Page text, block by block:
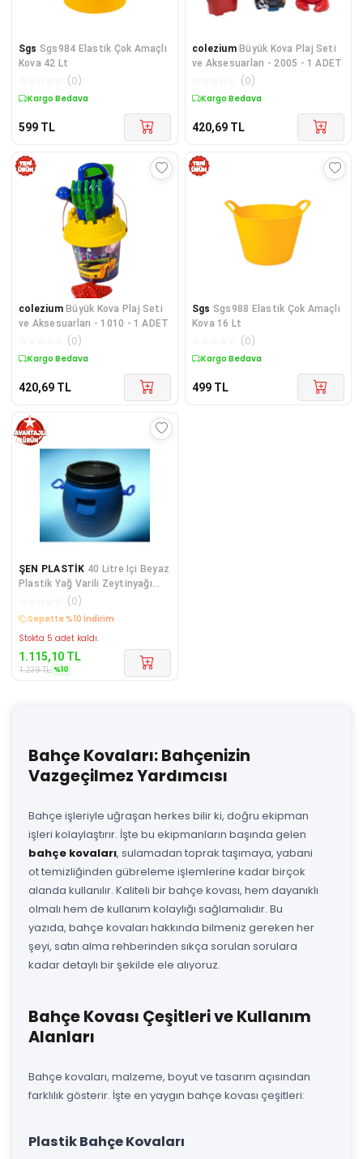
Sgs Sgs984 Elastik Çok Amaçlı
Kova 42 Lt
(0)
Kargo Bedava
599 TL
colezium Büyük Kova Plaj Seti
ve Aksesuarları - 2005 - 1 ADET
(0)
Kargo Bedava
420,69 TL
colezium Büyük Kova Plaj Seti
ve Aksesuarları - 1010 - 1 ADET
(0)
Kargo Bedava
420,69 TL
Sgs Sgs988 Elastik Çok Amaçlı
Kova 16 Lt
(0)
Kargo Bedava
499 TL
ŞEN PLASTİK 40 Litre Içi Beyaz
Plastik Yağ Varili Zeytinyağı
Turşu Bidonu
(0)
Kargo Bedava
Stokta 5 adet kaldı.
1.115,10 TL
1.239TL %10
Bahçe Kovaları: Bahçenizin
Vazgeçilmez Yardımcısı
Bahçe işleriyle uğraşan herkes bilir ki, doğru ekipman
işleri kolaylaştırır. İşte bu ekipmanların başında gelen
bahçe kovaları, sulamadan toprak taşımaya, yabani
ot temizliğinden gübreleme işlemlerine kadar birçok
alanda kullanılır. Kaliteli bir bahçe kovası, hem dayanıklı
olmalı hem de kullanım kolaylığı sağlamalıdır. Bu
yazıda, bahçe kovaları hakkında bilmeniz gereken her
şeyi, satın alma rehberinden sıkça sorulan sorulara
kadar detaylı bir şekilde ele alıyoruz.
Bahçe Kovası Çeşitleri ve Kullanım
Alanları
Bahçe kovaları, malzeme, boyut ve tasarım açısından
farklılık gösterir. İşte en yaygın bahçe kovası çeşitleri:
Plastik Bahçe Kovaları